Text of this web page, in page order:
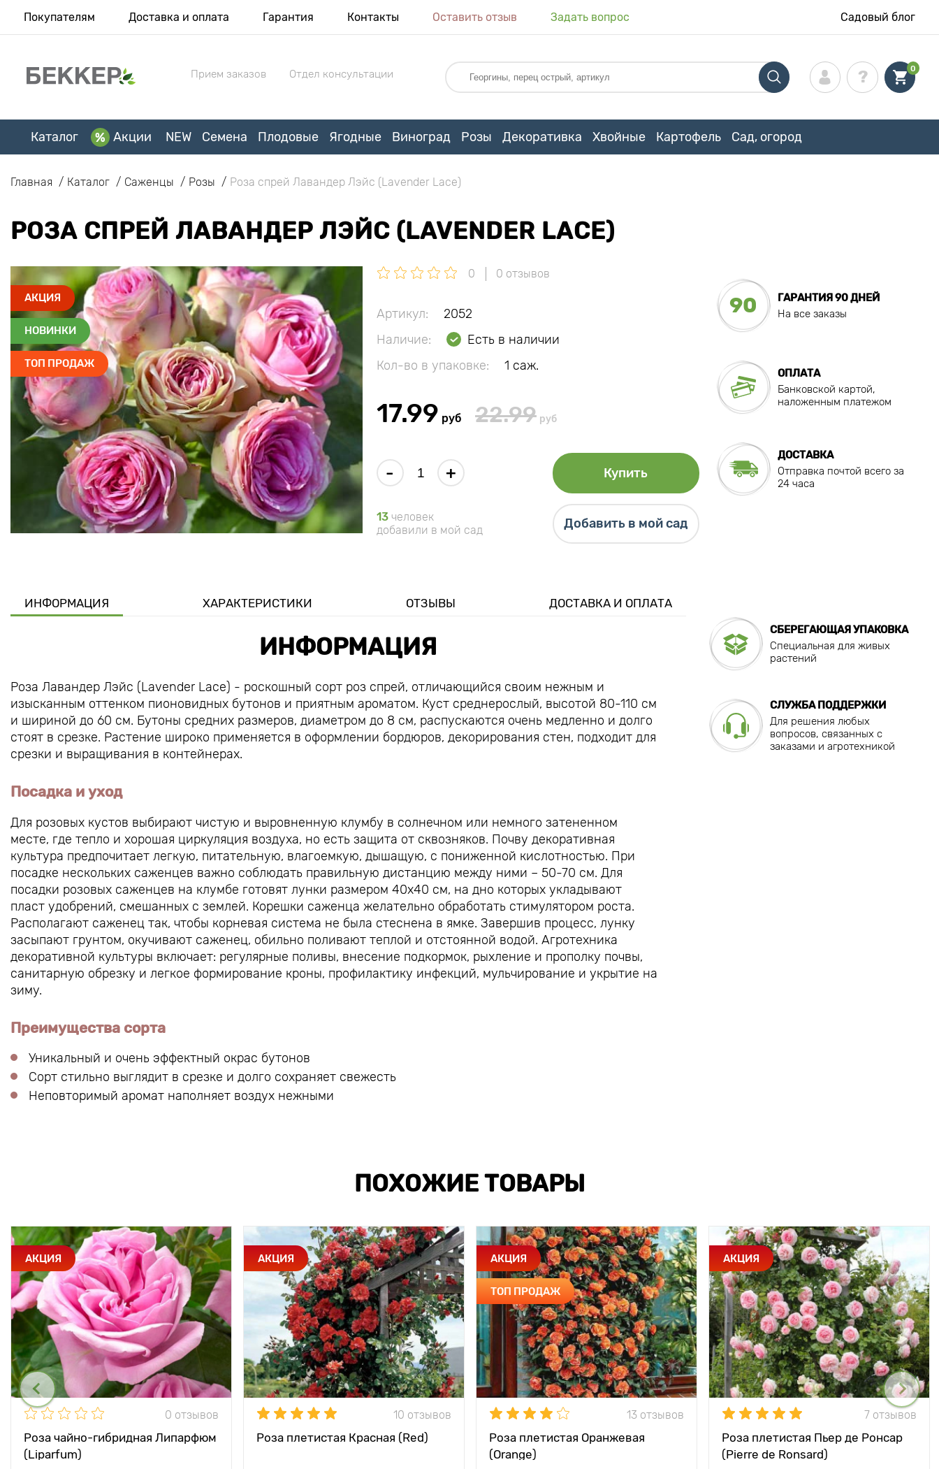
Покупателям Доставка и оплата Гарантия Контакты Оставить отзыв Задать вопрос Садовый блог
Прием заказов Отдел консультации 0
Каталог Акции NEW Семена Плодовые Ягодные Виноград Розы Декоративка Хвойные Картофель Сад, огород
Главная Каталог Саженцы Розы Роза спрей Лавандер Лэйс (Lavender Lace)
РОЗА СПРЕЙ ЛАВАНДЕР ЛЭЙС (LAVENDER LACE)
АКЦИЯ
НОВИНКИ
ТОП ПРОДАЖ
0 0 отзывов
Артикул:
2052
Наличие:
Есть в наличии
Кол-во в упаковке:
1 саж.
17.99 руб 22.99 руб
- + Купить
13 человек
добавили в мой сад
Добавить в мой сад
90
ГАРАНТИЯ 90 ДНЕЙ
На все заказы
ОПЛАТА
Банковской картой,
наложенным платежом
ДОСТАВКА
Отправка почтой всего за
24 часа
ИНФОРМАЦИЯ ХАРАКТЕРИСТИКИ ОТЗЫВЫ ДОСТАВКА И ОПЛАТА
ИНФОРМАЦИЯ
Роза Лавандер Лэйс (Lavender Lace) - роскошный сорт роз спрей, отличающийся своим нежным и
изысканным оттенком пионовидных бутонов и приятным ароматом. Куст среднерослый, высотой 80-110 см
и шириной до 60 см. Бутоны средних размеров, диаметром до 8 см, распускаются очень медленно и долго
стоят в срезке. Растение широко применяется в оформлении бордюров, декорирования стен, подходит для
срезки и выращивания в контейнерах.
Посадка и уход
Для розовых кустов выбирают чистую и выровненную клумбу в солнечном или немного затененном
месте, где тепло и хорошая циркуляция воздуха, но есть защита от сквозняков. Почву декоративная
культура предпочитает легкую, питательную, влагоемкую, дышащую, с пониженной кислотностью. При
посадке нескольких саженцев важно соблюдать правильную дистанцию между ними – 50-70 см. Для
посадки розовых саженцев на клумбе готовят лунки размером 40х40 см, на дно которых укладывают
пласт удобрений, смешанных с землей. Корешки саженца желательно обработать стимулятором роста.
Располагают саженец так, чтобы корневая система не была стеснена в ямке. Завершив процесс, лунку
засыпают грунтом, окучивают саженец, обильно поливают теплой и отстоянной водой. Агротехника
декоративной культуры включает: регулярные поливы, внесение подкормок, рыхление и прополку почвы,
санитарную обрезку и легкое формирование кроны, профилактику инфекций, мульчирование и укрытие на
зиму.
Преимущества сорта
Уникальный и очень эффектный окрас бутонов
Сорт стильно выглядит в срезке и долго сохраняет свежесть
Неповторимый аромат наполняет воздух нежными
СБЕРЕГАЮЩАЯ УПАКОВКА
Специальная для живых
растений
СЛУЖБА ПОДДЕРЖКИ
Для решения любых
вопросов, связанных с
заказами и агротехникой
ПОХОЖИЕ ТОВАРЫ
АКЦИЯ
0 отзывов
Роза чайно-гибридная Липарфюм
(Liparfum)
АКЦИЯ
10 отзывов
Роза плетистая Красная (Red)
АКЦИЯ
ТОП ПРОДАЖ
13 отзывов
Роза плетистая Оранжевая
(Orange)
АКЦИЯ
7 отзывов
Роза плетистая Пьер де Ронсар
(Pierre de Ronsard)